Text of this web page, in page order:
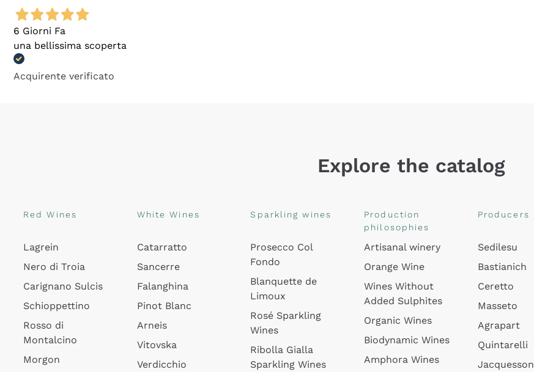
6 Giorni Fa
una bellissima scoperta
Acquirente verificato
Explore the catalog
Red Wines
Lagrein
Nero di Troia
Carignano Sulcis
Schioppettino
Rosso di
Montalcino
Morgon
White Wines
Catarratto
Sancerre
Falanghina
Pinot Blanc
Arneis
Vitovska
Verdicchio
Sparkling wines
Prosecco Col
Fondo
Blanquette de
Limoux
Rosé Sparkling
Wines
Ribolla Gialla
Sparkling Wines
Production
philosophies
Artisanal winery
Orange Wine
Wines Without
Added Sulphites
Organic Wines
Biodynamic Wines
Amphora Wines
Producers
Sedilesu
Bastianich
Ceretto
Masseto
Agrapart
Quintarelli
Jacquesson